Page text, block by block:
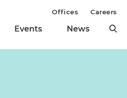
Events News
Offices Careers